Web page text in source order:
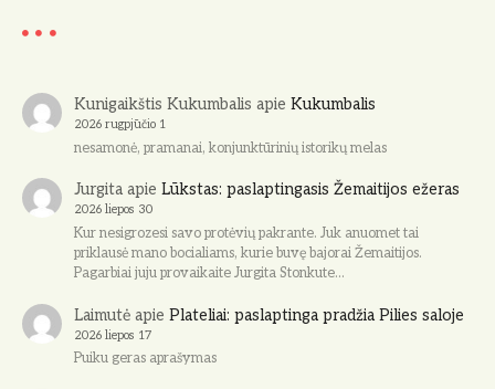
e
Kunigaikštis Kukumbalis apie Kukumbalis
2026 rugpjūčio 1
nesamonė, pramanai, konjunktūrinių istorikų melas
Jurgitaapie Lūkstas: paslaptingasis Žemaitijos ežeras
2026 liepos 30
Kur nesigrozesi savo protėvių pakrante. Juk anuomet tai
priklausė mano bocialiams, kurie buvę bajorai Žemaitijos.
Pagarbiai juju provaikaite Jurgita Stonkute…
Laimutėapie Plateliai: paslaptinga pradžia Pilies saloje
2026 liepos 17
Puiku geras aprašymas